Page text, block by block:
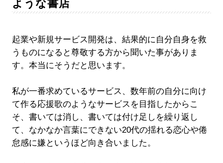
ような書店
起業や新規サービス開発は、結果的に自分自身を救
うものになると尊敬する方から聞いた事がありま
す。本当にそうだと思います。
私が一番求めているサービス、数年前の自分に向け
て作る応援歌のようなサービスを目指したからこ
そ、書いては消し、書いては付け足しを繰り返し
て、なかなか言葉にできない20代の揺れる恋心や倦
怠感に嫌というほど向き合いました。